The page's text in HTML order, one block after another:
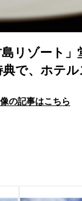
リゾート」
で、ホテル
の記事はこちら